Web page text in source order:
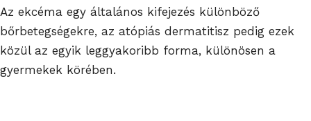
Az ekcéma egy általános kifejezés különböző
bőrbetegségekre, az atópiás dermatitisz pedig ezek
közül az egyik leggyakoribb forma, különösen a
gyermekek körében.